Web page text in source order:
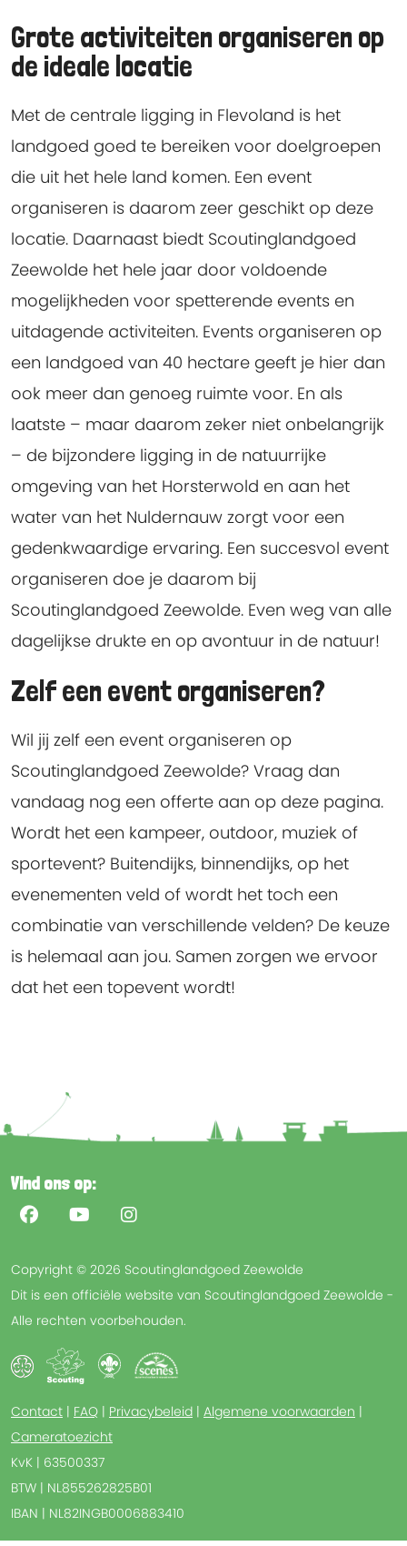
Grote activiteiten organiseren op
de ideale locatie
Met de centrale ligging in Flevoland is het
landgoed goed te bereiken voor doelgroepen
die uit het hele land komen. Een event
organiseren is daarom zeer geschikt op deze
locatie. Daarnaast biedt Scoutinglandgoed
Zeewolde het hele jaar door voldoende
mogelijkheden voor spetterende events en
uitdagende activiteiten. Events organiseren op
een landgoed van 40 hectare geeft je hier dan
ook meer dan genoeg ruimte voor. En als
laatste – maar daarom zeker niet onbelangrijk
– de bijzondere ligging in de natuurrijke
omgeving van het Horsterwold en aan het
water van het Nuldernauw zorgt voor een
gedenkwaardige ervaring. Een succesvol event
organiseren doe je daarom bij
Scoutinglandgoed Zeewolde. Even weg van alle
dagelijkse drukte en op avontuur in de natuur!
Zelf een event organiseren?
Wil jij zelf een event organiseren op
Scoutinglandgoed Zeewolde? Vraag dan
vandaag nog een offerte aan op deze pagina.
Wordt het een kampeer, outdoor, muziek of
sportevent? Buitendijks, binnendijks, op het
evenementen veld of wordt het toch een
combinatie van verschillende velden? De keuze
is helemaal aan jou. Samen zorgen we ervoor
dat het een topevent wordt!
Vind ons op:
Copyright © 2026 Scoutinglandgoed Zeewolde
Dit is een officiële website van Scoutinglandgoed Zeewolde -
Alle rechten voorbehouden.
Contact | FAQ | Privacybeleid | Algemene voorwaarden |
Cameratoezicht
KvK | 63500337
BTW | NL855262825B01
IBAN | NL82INGB0006883410